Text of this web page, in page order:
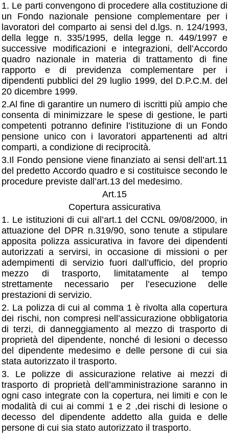
1. Le parti convengono di procedere alla costituzione di
un Fondo nazionale pensione complementare per i
lavoratori del comparto ai sensi del d.lgs. n. 124/1993,
della legge n. 335/1995, della legge n. 449/1997 e
successive modificazioni e integrazioni, dell’Accordo
quadro nazionale in materia di trattamento di fine
rapporto e di previdenza complementare per i
dipendenti pubblici del 29 luglio 1999, del D.P.C.M. del
20 dicembre 1999.
2.Al fine di garantire un numero di iscritti più ampio che
consenta di minimizzare le spese di gestione, le parti
competenti potranno definire l’istituzione di un Fondo
pensione unico con i lavoratori appartenenti ad altri
comparti, a condizione di reciprocità.
3.Il Fondo pensione viene finanziato ai sensi dell’art.11
del predetto Accordo quadro e si costituisce secondo le
procedure previste dall’art.13 del medesimo.
Art.15
Copertura assicurativa
1. Le istituzioni di cui all’art.1 del CCNL 09/08/2000, in
attuazione del DPR n.319/90, sono tenute a stipulare
apposita polizza assicurativa in favore dei dipendenti
autorizzati a servirsi, in occasione di missioni o per
adempimenti di servizio fuori dall’ufficio, del proprio
mezzo di trasporto, limitatamente al tempo
strettamente necessario per l’esecuzione delle
prestazioni di servizio.
2. La polizza di cui al comma 1 è rivolta alla copertura
dei rischi, non compresi nell’assicurazione obbligatoria
di terzi, di danneggiamento al mezzo di trasporto di
proprietà del dipendente, nonché di lesioni o decesso
del dipendente medesimo e delle persone di cui sia
stata autorizzato il trasporto.
3. Le polizze di assicurazione relative ai mezzi di
trasporto di proprietà dell’amministrazione saranno in
ogni caso integrate con la copertura, nei limiti e con le
modalità di cui ai commi 1 e 2 ,dei rischi di lesione o
decesso del dipendente addetto alla guida e delle
persone di cui sia stato autorizzato il trasporto.